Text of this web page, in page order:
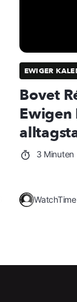
EWIGER
Bovet
Ewigen
3 Minuten